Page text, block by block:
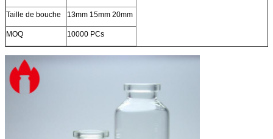
Taille de bouche 13mm 15mm 20mm
MOQ 10000 PCs